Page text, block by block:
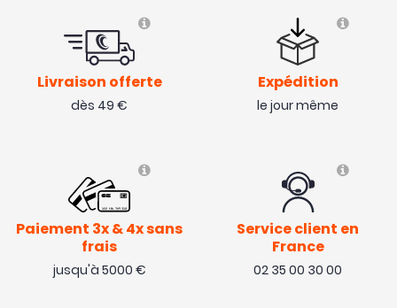
Livraison offerte
dès 49 €
Expédition
le jour même
Paiement 3x & 4x sans
frais
jusqu'à 5000 €
Service client en
France
02 35 00 30 00